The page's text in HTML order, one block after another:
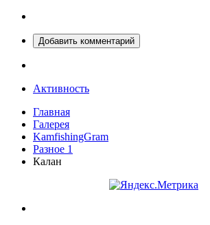
Добавить комментарий
Активность
Главная
Галерея
KamfishingGram
Разное 1
Калан